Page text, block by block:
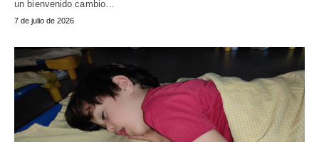
un bienvenido cambio…
7 de julio de 2026